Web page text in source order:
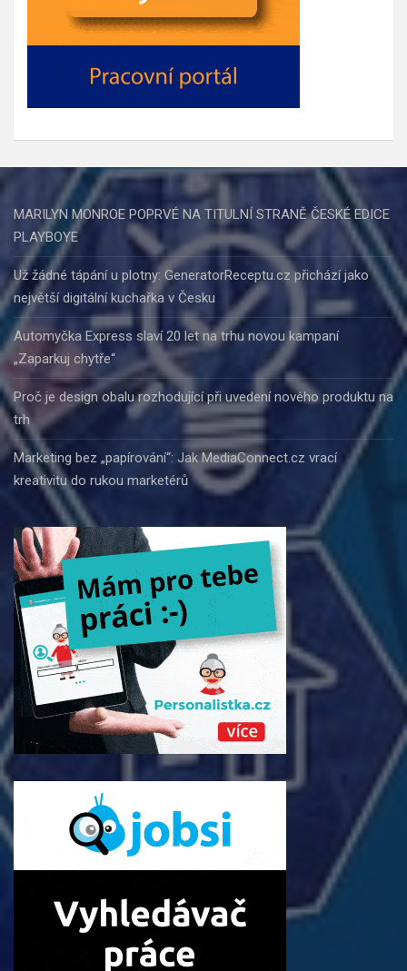
MARILYN MONROE POPRVÉ NA TITULNÍ STRANĚ ČESKÉ EDICE
PLAYBOYE
Už žádné tápání u plotny: GeneratorReceptu.cz přichází jako
největší digitální kuchařka v Česku
Automyčka Express slaví 20 let na trhu novou kampaní
„Zaparkuj chytře“
Proč je design obalu rozhodující při uvedení nového produktu na
trh
Marketing bez „papírování“: Jak MediaConnect.cz vrací
kreativitu do rukou marketérů